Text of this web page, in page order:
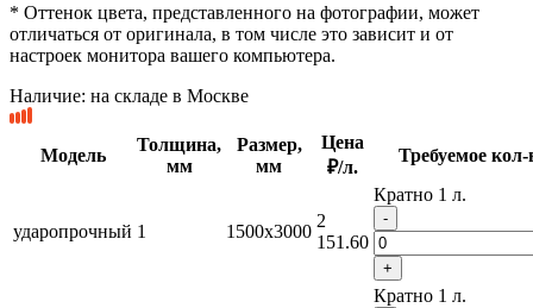
* Оттенок цвета, представленного на фотографии, может
отличаться от оригинала, в том числе это зависит и от
настроек монитора вашего компьютера.
Наличие: на складе в Москве
Модель
Толщина,
мм
Размер,
мм
Цена
₽/л.
Требуемое кол-
ударопрочный 1 1500x3000
2
151.60
Кратно 1 л.
-
+
Кратно 1 л.